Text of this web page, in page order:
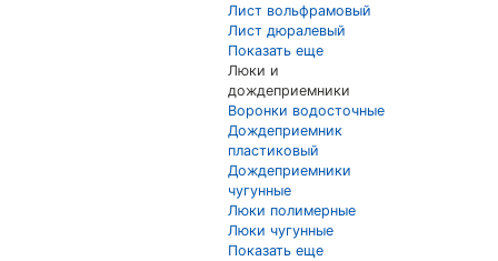
Лист вольфрамовый
Лист дюралевый
Показать еще
Люки и
дождеприемники
Воронки водосточные
Дождеприемник
пластиковый
Дождеприемники
чугунные
Люки полимерные
Люки чугунные
Показать еще